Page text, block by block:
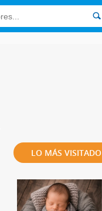
LO MÁS VISITADO